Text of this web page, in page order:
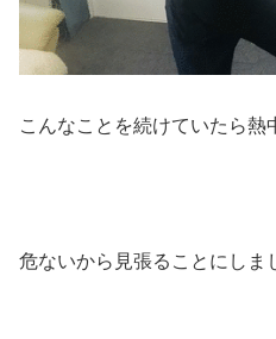
こんなことを続けていたら熱
危ないから見張ることにしま